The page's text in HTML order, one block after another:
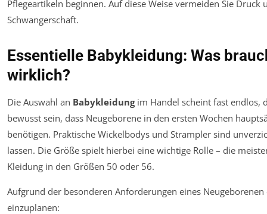
Pflegeartikeln beginnen. Auf diese Weise vermeiden Sie
Schwangerschaft.
Essentielle Babykleidung: Was
wirklich?
Die Auswahl an Babykleidungim Handel scheint fast endlos,
bewusst sein, dass Neugeborene in den ersten Wochen
benötigen. Praktische Wickelbodys und Strampler sind
lassen. Die Größe spielt hierbei eine wichtige Rolle – die
Kleidung in den Größen 50 oder 56.
Aufgrund der besonderen Anforderungen eines
einzuplanen: